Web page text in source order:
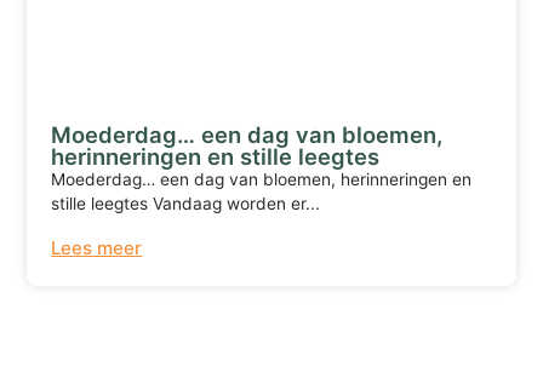
Moederdag… een dag van bloemen,
herinneringen en stille leegtes
Moederdag… een dag van bloemen, herinneringen en
stille leegtes Vandaag worden er...
Lees meer